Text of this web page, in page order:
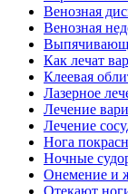
Венозная
Венозная
Как лечат
Клеевая
Лазерное
Лечение
Лечение
Нога
Ночные
Онемение и
Отекают